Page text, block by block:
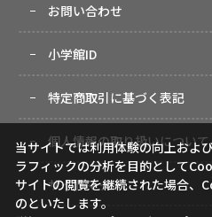
お問い合わせ
小学館ID
特定商取引に基づく表記
個人情報の取り扱いについて
サイトマップ
当サイトでは利用体験の向上およ
ラフィックの分析を目的として
サイトの閲覧を継続された場合、
のといたします。